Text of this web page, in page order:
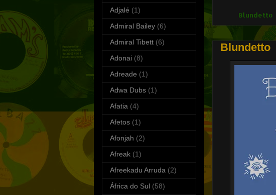
Blundetto
Blundetto
Adjalé (1)
Admiral Bailey (6)
Admiral Tibett (6)
Adonai (8)
Adreade (1)
Adwa Dubs (1)
Afatia (4)
Afetos (1)
Afonjah (2)
Afreak (1)
Afreekadu Arruda (2)
África do Sul (58)